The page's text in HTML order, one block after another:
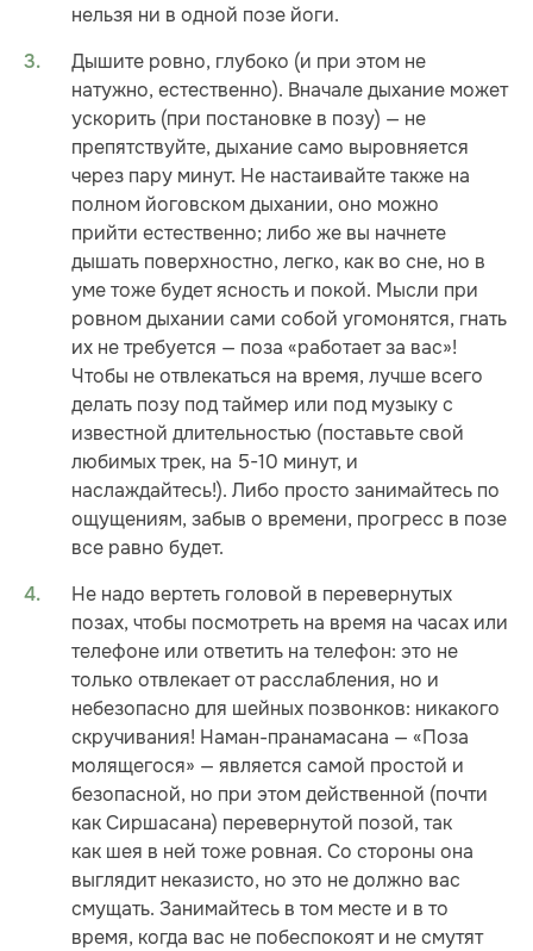
нельзя ни в одной позе йоги.
Дышите ровно, глубоко (и при этом не
натужно, естественно). Вначале дыхание может
ускорить (при постановке в позу) — не
препятствуйте, дыхание само выровняется
через пару минут. Не настаивайте также на
полном йоговском дыхании, оно можно
прийти естественно; либо же вы начнете
дышать поверхностно, легко, как во сне, но в
уме тоже будет ясность и покой. Мысли при
ровном дыхании сами собой угомонятся, гнать
их не требуется — поза «работает за вас»!
Чтобы не отвлекаться на время, лучше всего
делать позу под таймер или под музыку с
известной длительностью (поставьте свой
любимых трек, на 5-10 минут, и
наслаждайтесь!). Либо просто занимайтесь по
ощущениям, забыв о времени, прогресс в позе
все равно будет.
Не надо вертеть головой в перевернутых
позах, чтобы посмотреть на время на часах или
телефоне или ответить на телефон: это не
только отвлекает от расслабления, но и
небезопасно для шейных позвонков: никакого
скручивания! Наман-пранамасана — «Поза
молящегося» — является самой простой и
безопасной, но при этом действенной (почти
как Сиршасана) перевернутой позой, так
как шея в ней тоже ровная. Со стороны она
выглядит неказисто, но это не должно вас
смущать. Занимайтесь в том месте и в то
время, когда вас не побеспокоят и не смутят